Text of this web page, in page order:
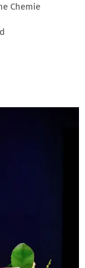
Chemie